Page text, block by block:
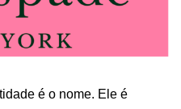
é o nome. Ele é